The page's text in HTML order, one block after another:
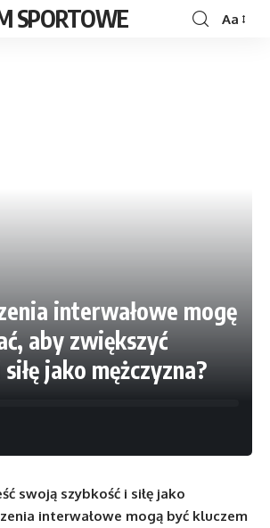
SPORTOWE Aa
interwałowe mogę
aby zwiększyć
jako mężczyzna?
swoją szybkość i siłę jako
interwałowe mogą być kluczem